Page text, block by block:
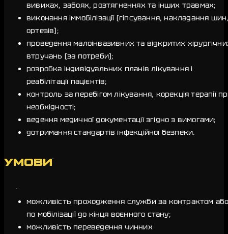
вивихах, забоях, розтягненнях та інших травмах;
виконання іммобілізації (гіпсування, накладання
ортезів);
проведення малоінвазивних та відкритих
втручань (за потреби);
розробка індивідуальних планів лікування і
реабілітації пацієнтів;
контроль за перебігом лікування, корекція терапії
необхідності;
ведення медичної документації згідно з вимогами;
дотримання стандартів інфекційної безпеки.
УМОВИ
можливість проходження служби за контрактом
по мобілізації до кінця воєнного стану;
можливість переведення чинних